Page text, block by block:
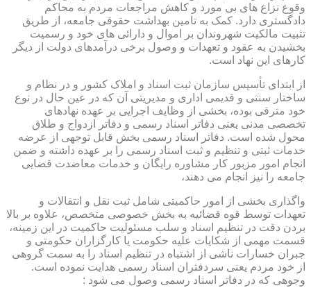
وقوع نزاع های بی مورد و کاهش مراجعات مردم به محاکم
دادگستری دارد. کمک به تامین بهداشت حقوقی جامعه، از طریق
تثبیت مالکیت شهروندان بر اموال و دارائی های خود و رسمیت
بخشیدن به عقود و تعهدات و وصول برخی درآمدهای دولت از دیگر
کارهای این نهاد است.
از ابتدای تأسیس سازمان ثبت اسناد و املاک کشور و در نظام و
ساختار سنتی و قدیمی اداری و مدیریتی آن که در عین حال در نوع
خود مترقی بوده، بخشی از وظایف اجرایی بر عهده نهادهای
تخصصی مدنی یعنی دفاتر اسناد رسمی و دفاتر ازدواج و طلاق
محول شده است. دفاتر اسناد رسمی بخش قابل توجهی از عرضه
خدمات ثبتی و تنظیم و ثبت اسناد رسمی را بر عهده داشته و ضمن
انجام امور مزبور کار مشاوره رایگان و خدمات معاضدت قضایی
جامعه را نیز انجام می دهند،
واگذاری بخشی از امور حاکمیتی شامل ثبت نقل و انتقالات و
تعهدات توسط قوه قضائیه به بخش خصوصی متخصص، علاوه بر بالا
بردن دقت در تنظیم اسناد و سلب مسئولیت حاکمیت در این زمینه،
قسمت مهمی از شکایات علیه حکومت یا کارگزاران حکومتی و
جبران خسارات ناشی از اشتباه در تنظیم اسناد را به سمت گروهی
از خود مردم یعنی سردفتران اسناد رسمی هدایت نموده است.
وجوهی که در دفاتر اسناد رسمی وصول می شود :